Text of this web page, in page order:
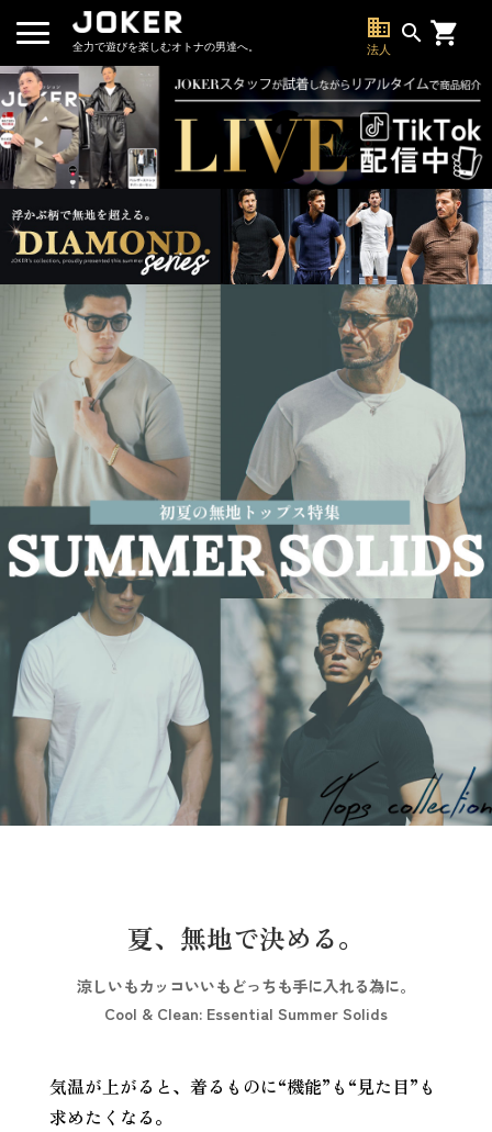
全力で遊びを楽しむオトナの男達へ。
business
法人
search
夏、無地で決める。
涼しいもカッコいいもどっちも手に入れる為に。
Cool & Clean: Essential Summer Solids
気温が上がると、着るものに“機能”も“見た目”も
求めたくなる。